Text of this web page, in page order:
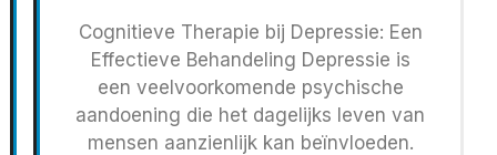
Cognitieve Therapie bij Depressie: Een
Effectieve Behandeling Depressie is
een veelvoorkomende psychische
aandoening die het dagelijks leven van
mensen aanzienlijk kan beïnvloeden.